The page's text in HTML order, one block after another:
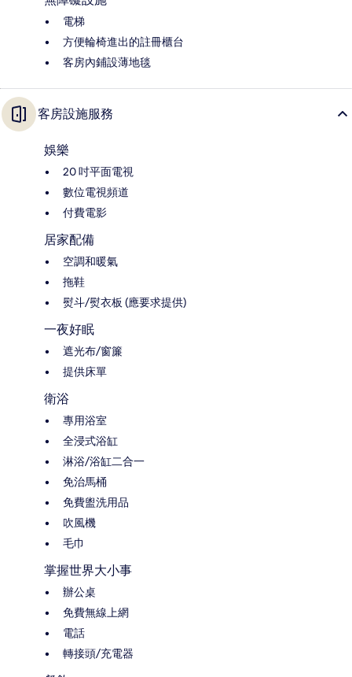
電梯
方便輪椅進出的註冊櫃台
客房內鋪設薄地毯
客房設施服務
娛樂
20 吋平面電視
數位電視頻道
付費電影
居家配備
空調和暖氣
拖鞋
熨斗/熨衣板 (應要求提供)
一夜好眠
遮光布/窗簾
提供床單
衛浴
專用浴室
全浸式浴缸
淋浴/浴缸二合一
免治馬桶
免費盥洗用品
吹風機
毛巾
掌握世界大小事
辦公桌
免費無線上網
電話
轉接頭/充電器